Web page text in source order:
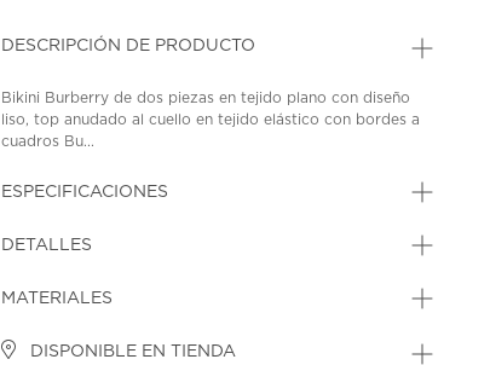
DESCRIPCIÓN DE PRODUCTO
Bikini Burberry de dos piezas en tejido plano con diseño
liso, top anudado al cuello en tejido elástico con bordes a
cuadros Bu...
ESPECIFICACIONES
DETALLES
MATERIALES
DISPONIBLE EN TIENDA